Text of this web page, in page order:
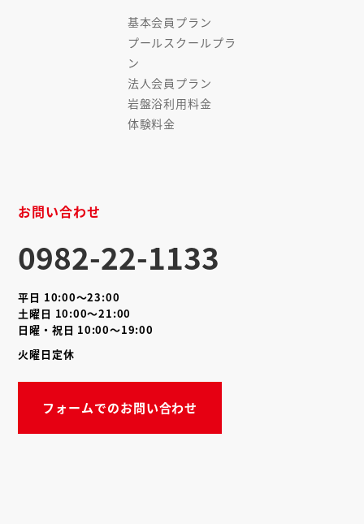
基本会員プラン
プールスクールプラ
ン
法人会員プラン
岩盤浴利用料金
体験料金
お問い合わせ
0982-22-1133
平日 10:00～23:00
土曜日 10:00～21:00
日曜・祝日 10:00～19:00
火曜日定休
フォームでのお問い合わせ